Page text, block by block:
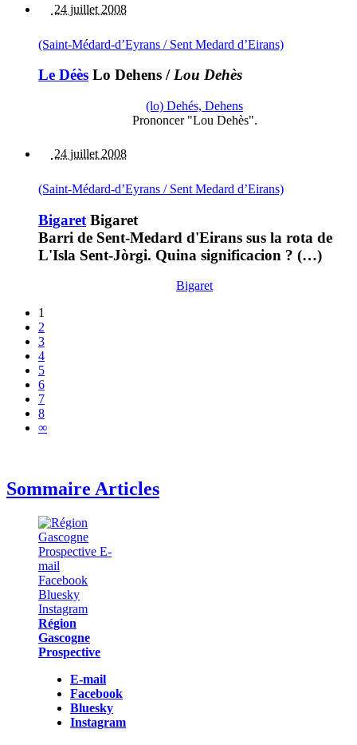
24 juillet 2008
(Saint-Médard-d’Eyrans / Sent Medard d’Eirans)
Le Déès Lo Dehens /Lou Dehès
(lo) Dehés, Dehens
Prononcer "Lou Dehès".
24 juillet 2008
(Saint-Médard-d’Eyrans / Sent Medard d’Eirans)
Bigaret Bigaret
Barri de Sent-Medard d'Eirans sus la rota de
L'Isla Sent-Jòrgi. Quina significacion ? (…)
Bigaret
1
2
3
4
5
6
7
8
∞
Sommaire Articles
Région
Gascogne
Prospective
E-mail
Facebook
Bluesky
Instagram